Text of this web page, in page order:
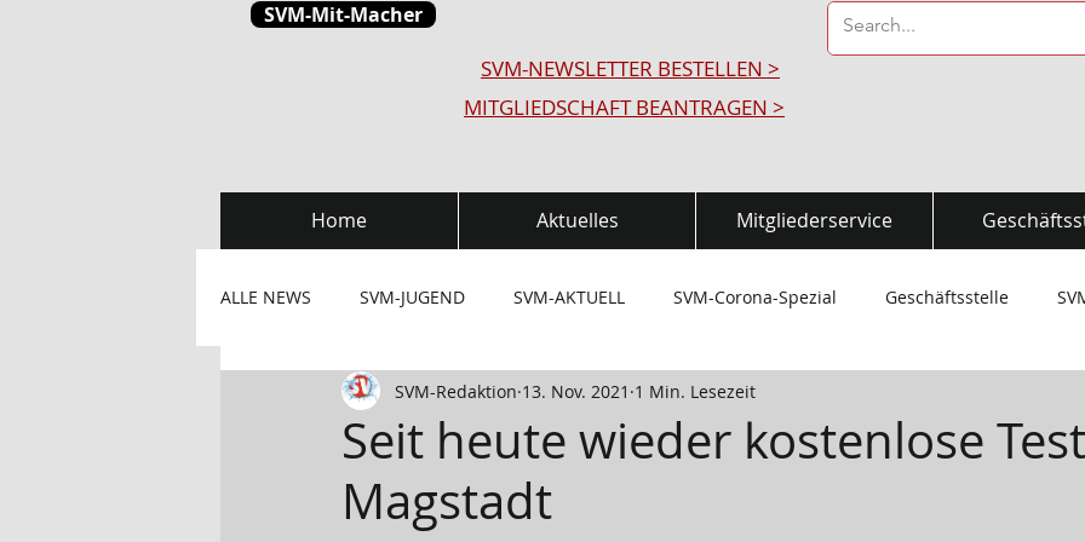
SVM-Mit-Macher
SVM-NEWSLETTER BESTELLEN >
MITGLIEDSCHAFT BEANTRAGEN >
Home Aktuelles Mitgliederservice
ALLE NEWS SVM-JUGEND SVM-AKTUELL SVM-Corona-Spezial Geschäftsstelle
Beachsport Mitglieder-Information Kinderturnen
Wissensblog Bewegung SVM-Sport-News
Seit heute wieder kostenlose
Magstadt
SVM-Redaktion 13. Nov. 2021 1 Min. Lesezeit